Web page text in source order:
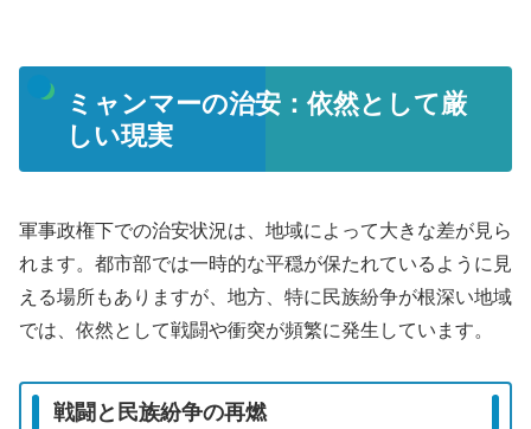
ミャンマーの治安：依然として厳
しい現実
軍事政権下での治安状況は、地域によって大きな差が見ら
れます。都市部では一時的な平穏が保たれているように見
える場所もありますが、地方、特に民族紛争が根深い地域
では、依然として戦闘や衝突が頻繁に発生しています。
戦闘と民族紛争の再燃